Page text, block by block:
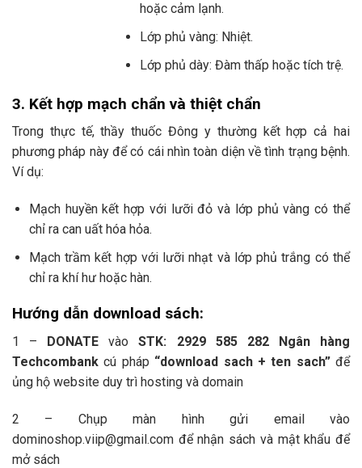
hoặc cảm lạnh.
Lớp phủ vàng: Nhiệt.
Lớp phủ dày: Đàm thấp hoặc tích trệ.
3. Kết hợp mạch chẩn và thiệt chẩn
Trong thực tế, thầy thuốc Đông y thường kết hợp cả hai
phương pháp này để có cái nhìn toàn diện về tình trạng bệnh.
Ví dụ:
Mạch huyền kết hợp với lưỡi đỏ và lớp phủ vàng có thể
chỉ ra can uất hóa hỏa.
Mạch trầm kết hợp với lưỡi nhạt và lớp phủ trắng có thể
chỉ ra khí hư hoặc hàn.
Hướng dẫn download sách:
1 – DONATE vàoSTK: 2929 585 282 Ngân hàng
Techcombankcú pháp “download sach + ten sach”để
ủng hộ website duy trì hosting và domain
2 – Chụp màn hình gửi email vào
dominoshop.viip@gmail.com để nhận sách và mật khẩu để
mở sách